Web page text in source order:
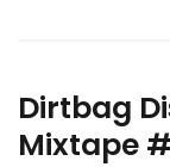
Dirtbag
Mixtape